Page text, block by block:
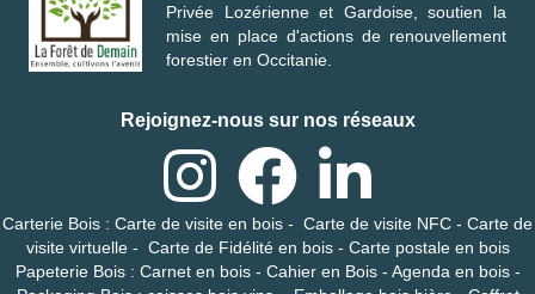
Privée Lozérienne et Gardoise, soutien la
mise en place d'actions de renouvellement
forestier en Occitanie.
Rejoignez-nous sur nos réseaux
Carterie Bois : Carte de visite en bois - Carte de visite NFC - Carte de
visite virtuelle- Carte de Fidélité en bois- Carte postale en bois
Papeterie Bois: Carnet en bois- Cahier en Bois- Agenda en bois-